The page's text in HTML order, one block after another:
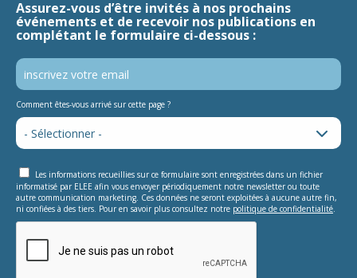
Assurez-vous d’être invités à nos prochains
événements et de recevoir nos publications en
complétant le formulaire ci-dessous :
Comment êtes-vous arrivé sur cette page ?
Les informations recueillies sur ce formulaire sont enregistrées dans un fichier
informatisé par ELEE afin vous envoyer périodiquement notre newsletter ou toute
autre communication marketing. Ces données ne seront exploitées à aucune autre fin,
ni confiées à des tiers. Pour en savoir plus consultez notre politique de confidentialité.